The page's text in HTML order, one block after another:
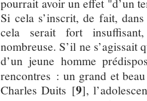
Si cela s’inscrit, de fait,
cela serait fort
nombreuse. S’il ne s’agissait
d’un jeune homme
rencontres : un grand et
Charles Duits [9],